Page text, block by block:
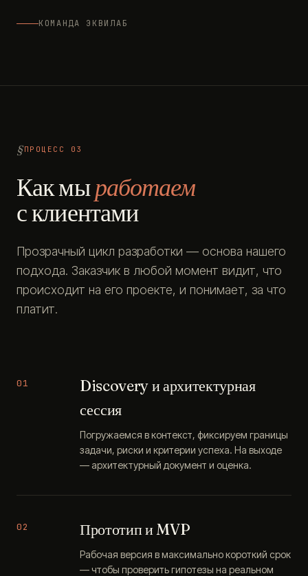
КОМАНДА ЭКВИЛАБ
ПРОЦЕСС 03
Как мыработаем
с клиентами
Прозрачный цикл разработки — основа нашего
подхода. Заказчик в любой момент видит, что
происходит на его проекте, и понимает, за что
платит.
01
Discovery и архитектурная
сессия
Погружаемся в контекст, фиксируем границы
задачи, риски и критерии успеха. На выходе
— архитектурный документ и оценка.
02 Прототип и MVP
Рабочая версия в максимально короткий срок
— чтобы проверить гипотезы на реальном